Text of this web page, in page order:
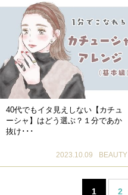
40代でもイタ見えしない【カチュ
ーシャ】はどう選ぶ？１分であか
抜け･･･
2023.10.09 BEAUTY
1 2